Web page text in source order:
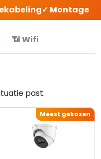
✓ Montage
📶Wifi
past.
Meest gekozen